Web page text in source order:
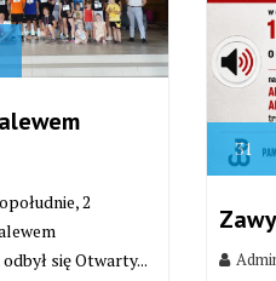
2
się Otwarty...
31